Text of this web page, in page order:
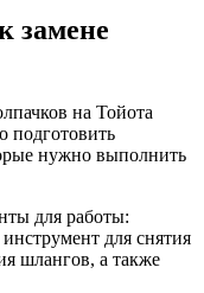
замене
на Тойота
подготовить
нужно выполнить
для работы:
для снятия
шлангов, а также